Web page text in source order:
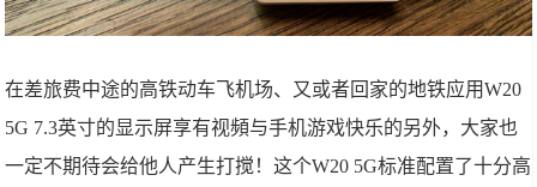
在差旅费中途的高铁动车飞机场、又或者回家的地铁应用W20
5G 7.3英寸的显示屏享有视頻与手机游戏快乐的另外，大家也
一定不期待会给他人产生打搅！这个W20 5G标准配置了十分高